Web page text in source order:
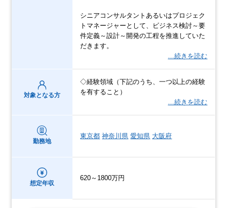
シニアコンサルタントあるいはプロジェク
トマネージャーとして、ビジネス検討～要
件定義～設計～開発の工程を推進していた
だきます。
…続きを読む
対象となる方
◇経験領域（下記のうち、一つ以上の経験
を有すること）
…続きを読む
勤務地
東京都 神奈川県 愛知県 大阪府
想定年収
620～1800万円